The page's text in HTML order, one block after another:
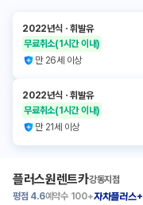
2022년식 ㆍ휘발유
무료취소(1시간 이내)
만 26세 이상
2022년식 ㆍ휘발유
무료취소(1시간 이내)
만 21세 이상
플러스원렌트카강동지점
평점 4.6예약수 100+자차플러스+